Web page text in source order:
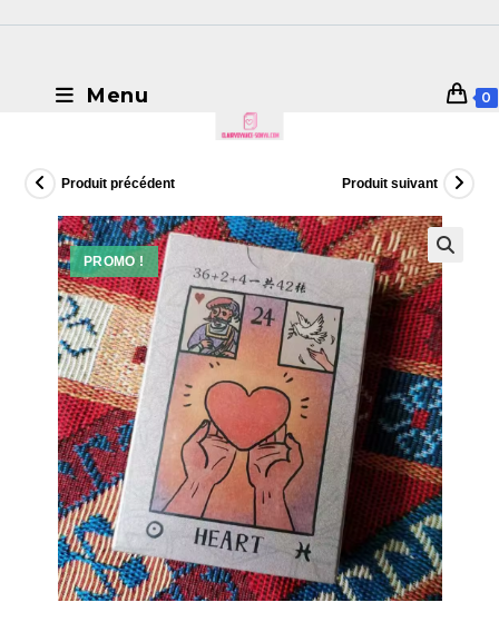
Menu 0
PROMO !
Produit précédent Produit suivant
🔍